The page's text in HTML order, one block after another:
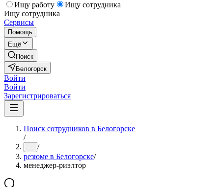
Ищу работу
Ищу сотрудника
Ищу сотрудника
Сервисы
Помощь
Ещё
Поиск
Белогорск
Войти
Войти
Зарегистрироваться
Поиск сотрудников в Белогорске
/
... /
резюме в Белогорске/
менеджер-риэлтор